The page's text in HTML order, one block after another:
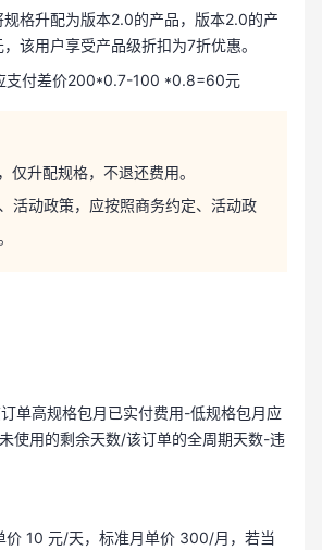
格升配为版本2.0的产品，版本2.0的产
该用户享受产品级折扣为7折优惠。
支付差价200*0.7-100 *0.8=60元
仅升配规格，不退还费用。
活动政策，应按照商务约定、活动政
单高规格包月已实付费用-低规格包月应
使用的剩余天数/该订单的全周期天数-违
价 10 元/天，标准月单价 300/月，若当